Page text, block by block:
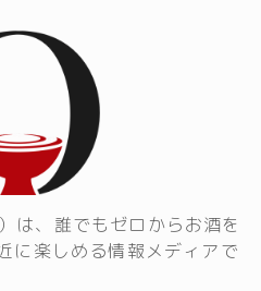
は、誰でもゼロからお酒を
に楽しめる情報メディアで